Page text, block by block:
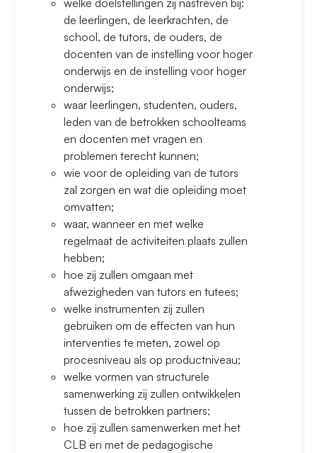
welke doelstellingen zij nastreven bij:
de leerlingen, de leerkrachten, de
school, de tutors, de ouders, de
docenten van de instelling voor hoger
onderwijs en de instelling voor hoger
onderwijs;
waar leerlingen, studenten, ouders,
leden van de betrokken schoolteams
en docenten met vragen en
problemen terecht kunnen;
wie voor de opleiding van de tutors
zal zorgen en wat die opleiding moet
omvatten;
waar, wanneer en met welke
regelmaat de activiteiten plaats zullen
hebben;
hoe zij zullen omgaan met
afwezigheden van tutors en tutees;
welke instrumenten zij zullen
gebruiken om de effecten van hun
interventies te meten, zowel op
procesniveau als op productniveau;
welke vormen van structurele
samenwerking zij zullen ontwikkelen
tussen de betrokken partners;
hoe zij zullen samenwerken met het
CLB en met de pedagogische